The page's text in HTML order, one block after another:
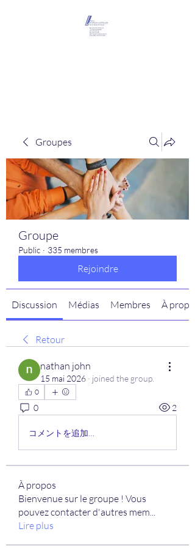
Groupes
Groupe
Public · 335 membres
Rejoindre
Discussion Médias Membres À propos
Retour
nathan john
15 mai 2026 · joined the group.
0
0 2
コメントを追加…
À propos
Bienvenue sur le groupe ! Vous
pouvez contacter d'autres mem...
Lire plus